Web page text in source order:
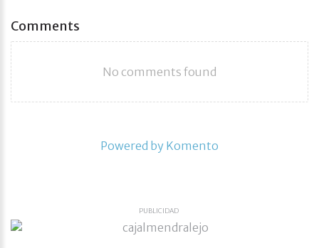
Comments
No comments found
Powered by Komento
PUBLICIDAD